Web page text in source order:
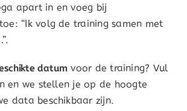
apart in en voeg bij
“Ik volg de training samen met
datum voor de training? Vul
en we stellen je op de hoogte
data beschikbaar zijn.